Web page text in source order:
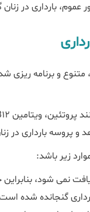
بارداری در
متنوع و برنامه ریزی
و پروسه بارداری در
زیر باشد: